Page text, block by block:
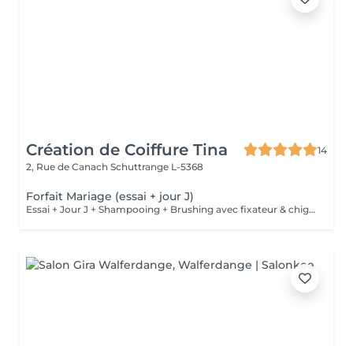
Création de Coiffure Tina
14
2, Rue de Canach Schuttrange L-5368
Forfait Mariage (essai + jour J)
Essai + Jour J + Shampooing + Brushing avec fixateur & chignon